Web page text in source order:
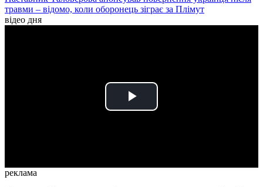
травми – відомо, коли оборонець зіграє за Плімут
відео дня
Play
реклама